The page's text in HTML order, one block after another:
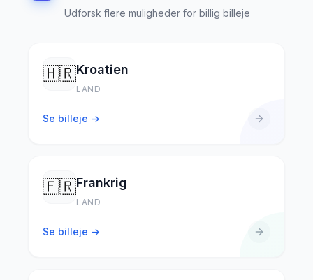
Udforsk flere muligheder for billig billeje
🇭🇷Kroatien
LAND
Se billeje →
🇫🇷Frankrig
LAND
Se billeje →